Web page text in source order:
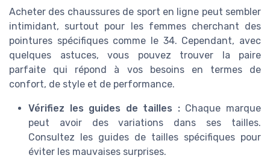
Acheter des chaussures de sport en ligne peut sembler
intimidant, surtout pour les femmes cherchant des
pointures spécifiques comme le 34. Cependant, avec
quelques astuces, vous pouvez trouver la paire
parfaite qui répond à vos besoins en termes de
confort, de style et de performance.
Vérifiez les guides de tailles :Chaque marque
peut avoir des variations dans ses tailles.
Consultez les guides de tailles spécifiques pour
éviter les mauvaises surprises.